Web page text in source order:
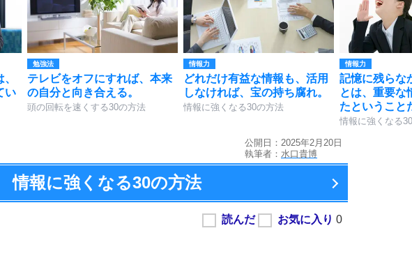
い
勉強法
テレビをオフにすれば、本来
の自分と向き合える。
頭の回転を速くする30の方法
情報力
どれだけ有益な情報も、活用
しなければ、宝の持ち腐れ。
情報に強くなる30の方法
情報力
記憶に残らな
とは、重要な
たということ
情報に強くなる
公開日：2025年2月20日
執筆者： 水口貴博
情報に強くなる30の方法